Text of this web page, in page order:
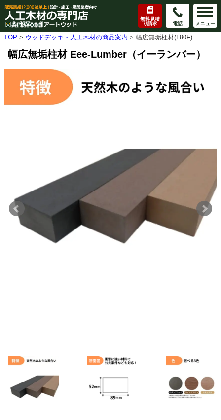
無料見積
り請求
電話 メニュー
TOP > ウッドデッキ・人工木材の商品案内 > 幅広無垢柱材(L90F)
幅広無垢柱材 Eee-Lumber（イーランバー）